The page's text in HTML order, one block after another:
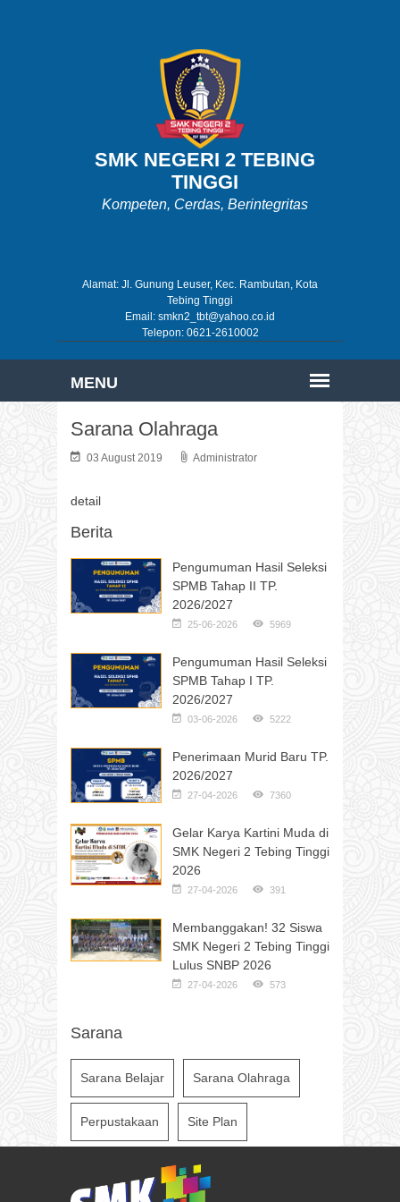
SMK NEGERI 2 TEBING
TINGGI
Kompeten, Cerdas, Berintegritas
Alamat: Jl. Gunung Leuser, Kec. Rambutan, Kota
Tebing Tinggi
Email: smkn2_tbt@yahoo.co.id
Telepon: 0621-2610002
Sarana Olahraga
03 August 2019 Administrator
detail
Berita
Pengumuman Hasil Seleksi
SPMB Tahap II TP.
2026/2027
25-06-2026 5969
Pengumuman Hasil Seleksi
SPMB Tahap I TP.
2026/2027
03-06-2026 5222
Penerimaan Murid Baru TP.
2026/2027
27-04-2026 7360
Gelar Karya Kartini Muda di
SMK Negeri 2 Tebing Tinggi
2026
27-04-2026 391
Membanggakan! 32 Siswa
SMK Negeri 2 Tebing Tinggi
Lulus SNBP 2026
27-04-2026 573
Sarana
Sarana Belajar Sarana Olahraga
Perpustakaan Site Plan